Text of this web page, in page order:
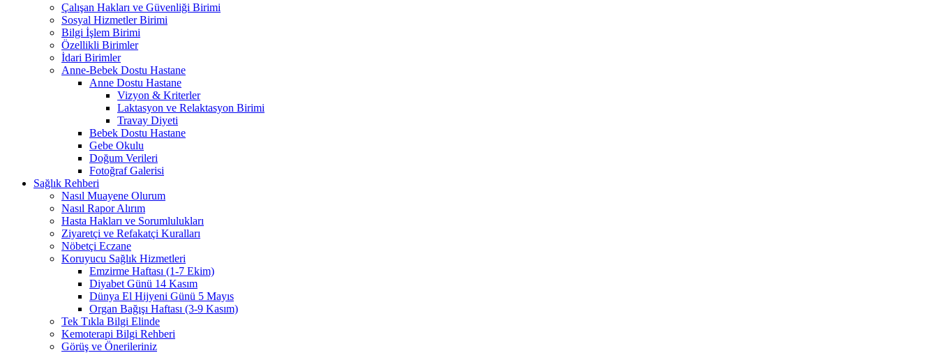
Çalışan Hakları ve Güvenliği Birimi
Sosyal Hizmetler Birimi
Bilgi İşlem Birimi
Özellikli Birimler
İdari Birimler
Anne-Bebek Dostu Hastane
Anne Dostu Hastane
Vizyon & Kriterler
Laktasyon ve Relaktasyon Birimi
Travay Diyeti
Bebek Dostu Hastane
Gebe Okulu
Doğum Verileri
Fotoğraf Galerisi
Sağlık Rehberi
Nasıl Muayene Olurum
Nasıl Rapor Alırım
Hasta Hakları ve Sorumlulukları
Ziyaretçi ve Refakatçi Kuralları
Nöbetçi Eczane
Koruyucu Sağlık Hizmetleri
Emzirme Haftası (1-7 Ekim)
Diyabet Günü 14 Kasım
Dünya El Hijyeni Günü 5 Mayıs
Organ Bağışı Haftası (3-9 Kasım)
Tek Tıkla Bilgi Elinde
Kemoterapi Bilgi Rehberi
Görüş ve Önerileriniz